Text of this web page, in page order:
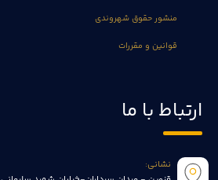
منشور حقوق شهروندی
قوانین و مقررات
ارتباط با ما
نشانی: